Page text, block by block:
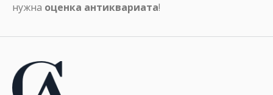
нужна оценка антиквариата!